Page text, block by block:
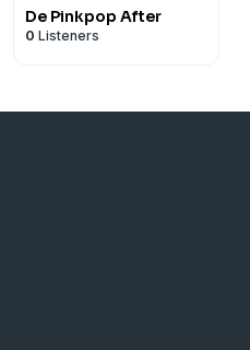
De Pinkpop After
0 Listeners